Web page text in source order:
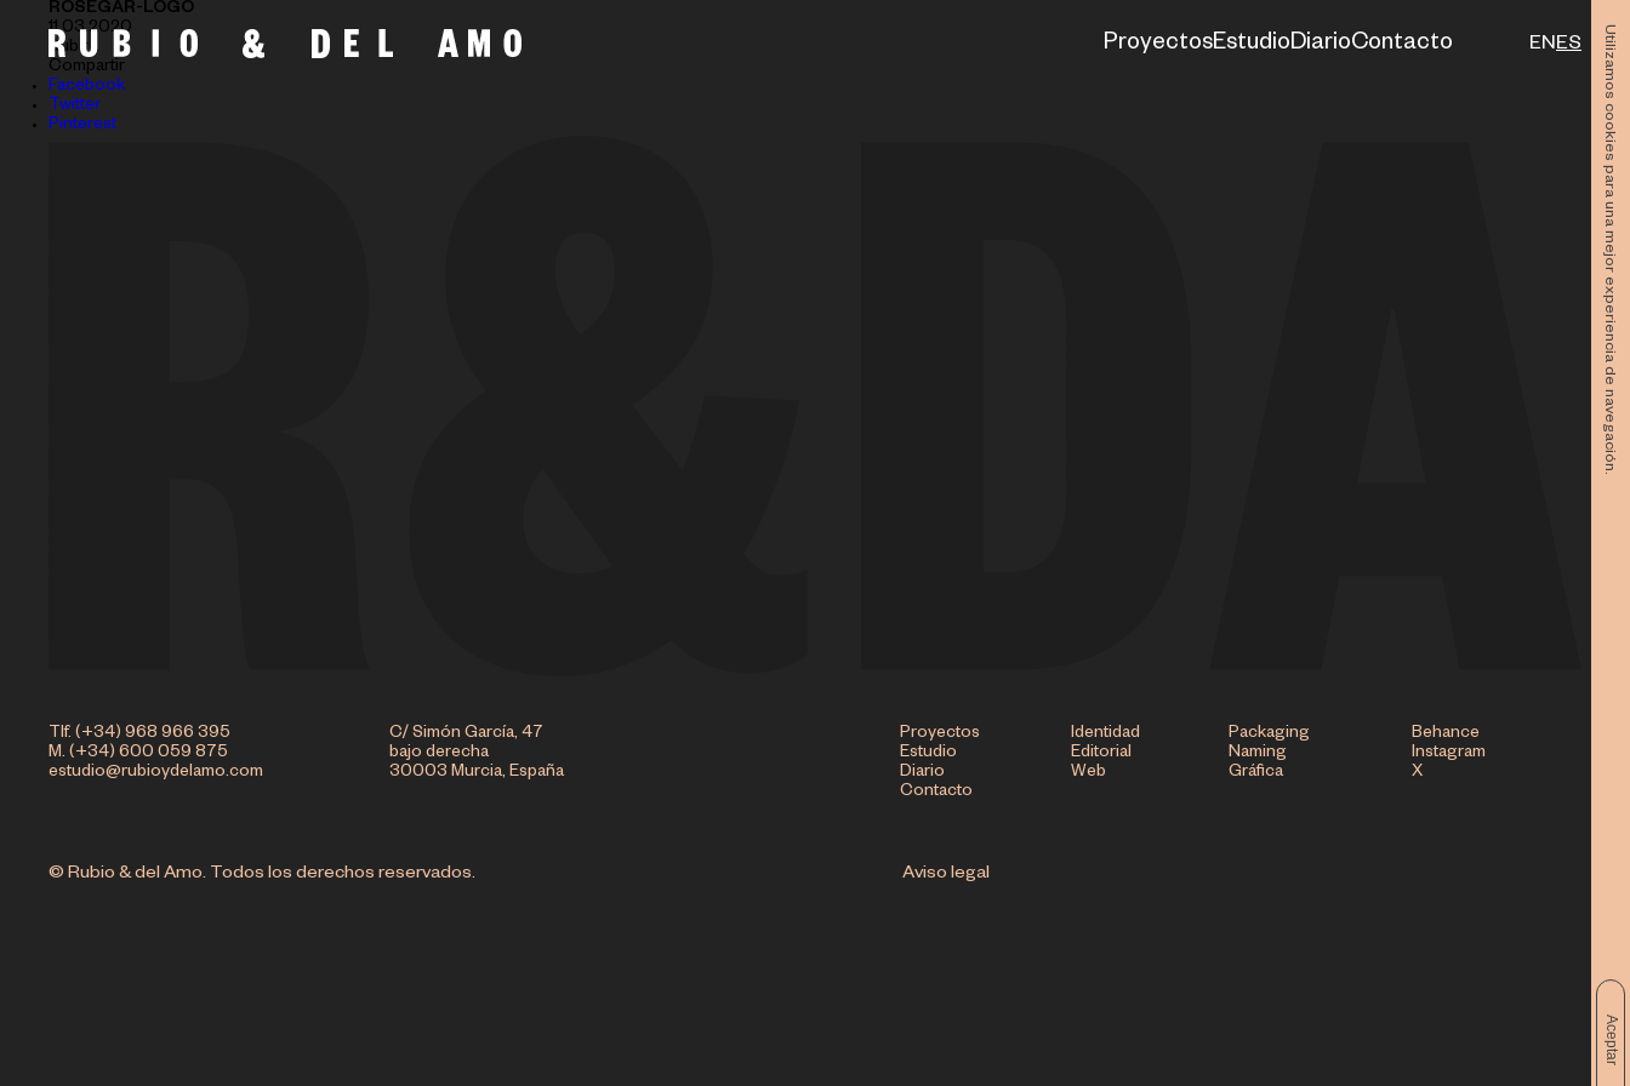
Utilizamos cookies para una mejor experiencia de navegación.
Aceptar
ProyectosEstudioDiarioContacto ENES
ROSEGAR-LOGO
11.03.2020
Subir
Compartir
Facebook
Twitter
Pinterest
Tlf. (+34) 968 966 395
M. (+34) 600 059 875
estudio@rubioydelamo.com
C/ Simón García, 47
bajo derecha
30003 Murcia, España
Proyectos
Estudio
Diario
Contacto
Identidad
Packaging
Editorial
Naming
Web
Gráfica
Behance
Instagram
X
© Rubio & del Amo. Todos los derechos reservados. Aviso legal